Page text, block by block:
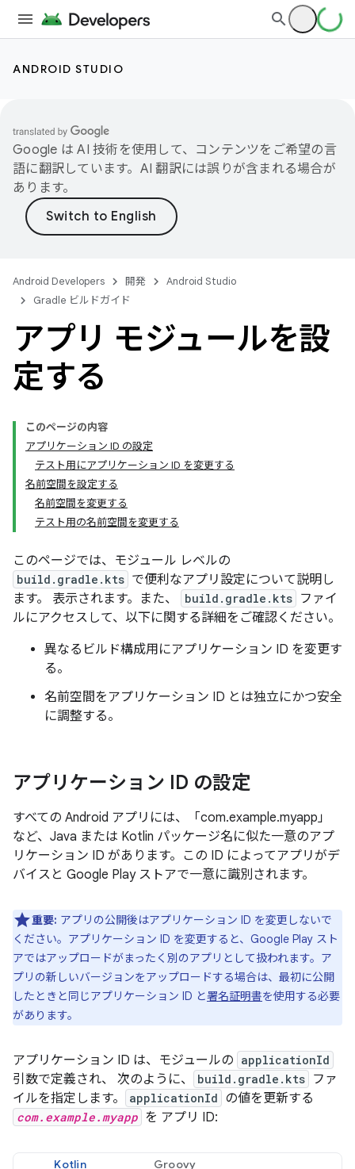
ANDROID STUDIO
Google は AI 技術を使用して、コンテンツをご希望の言
語に翻訳しています。AI 翻訳には誤りが含まれる場合が
あります。
Android Developers 開発
Android Studio
Gradle ビルドガイド
アプリ モジュールを設
定する
このページの内容
アプリケーション ID の設定
テスト用にアプリケーション ID を変更する
名前空間を設定する
名前空間を変更する
テスト用の名前空間を変更する
このページでは、モジュール レベルの
build.gradle.kts で便利なアプリ設定について説明し
ます。 表示されます。また、
build.gradle.kts ファイ
ルにアクセスして、以下に関する詳細をご確認ください。
異なるビルド構成用にアプリケーション ID を変更す
る。
名前空間をアプリケーション ID とは独立にかつ安全
に調整する。
アプリケーション ID の設定
すべての Android アプリには、「com.example.myapp」
など、Java または Kotlin パッケージ名に似た一意のアプ
リケーション ID があります。この ID によってアプリがデ
バイスと Google Play ストアで一意に識別されます。
重要: アプリの公開後はアプリケーション ID を変更しないで
ください。アプリケーション ID を変更すると、Google Play スト
アではアップロードがまったく別のアプリとして扱われます。ア
プリの新しいバージョンをアップロードする場合は、最初に公開
したときと同じアプリケーション ID と署名証明書を使用する必要
があります。
アプリケーション ID は、モジュールの applicationId
引数で定義され、 次のように、 build.gradle.kts ファ
イルを指定します。
applicationId の値を更新する
com.example.myapp を アプリ ID:
Kotlin Groovy